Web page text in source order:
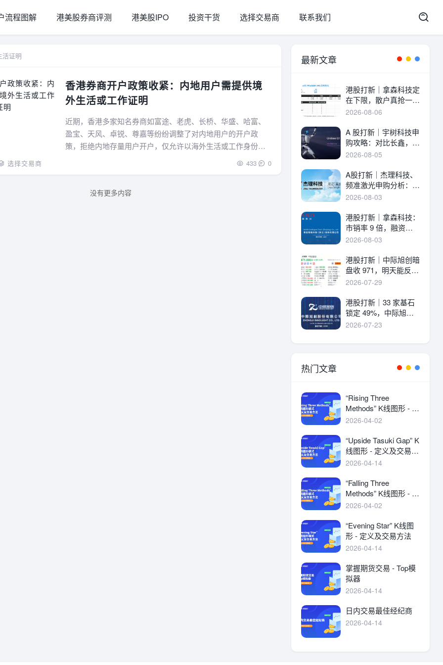
流程图解 港美股券商评测 港美股IPO 投资干货 选择交易商 联系我们
证明
香港券商开户政策收紧：内地用户需提供境
外生活或工作证明
近期，香港多家知名券商如富途、老虎、长桥、华盛、哈富、
盈宝、天风、卓锐、尊嘉等纷纷调整了对内地用户的开户政
策，拒绝内地存量用户开户，仅允许以海外生活或工作身份的
选择交易商 433 0
没有更多内容
最新文章
港股打新｜拿森科技定
在下限，散户真抢一
手！
2026-08-06
A 股打新｜宇树科技申
购攻略：对比长鑫，一
文讲透中签率与A港差
2026-08-05
A股打新｜杰理科技、
频准激光申购分析：估
值、中签率与资金方案
2026-08-03
港股打新｜拿森科技：
市销率 9 倍，融资溢
价 30%，能打吗？
2026-08-03
港股打新｜中际旭创暗
盘收 971，明天能反弹
吗？
2026-07-29
港股打新｜33 家基石
锁定 49%，中际旭创
详细申购分析！
2026-07-23
热门文章
“Rising Three
Methods” K线图形 - 定
义及交易方法
2026-04-02
“Upside Tasuki Gap” K
线图形 - 定义及交易方
法
2026-04-14
“Falling Three
Methods” K线图形 - 定
义及交易方法
2026-04-02
“Evening Star” K线图
形 - 定义及交易方法
2026-04-14
掌握期货交易 - Top模
拟器
2026-04-14
日内交易最佳经纪商
2026-04-14